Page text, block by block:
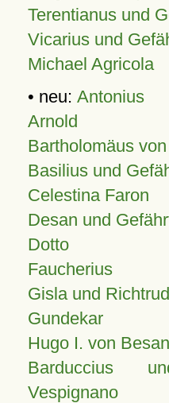
Terentianus und
Vicarius und
Michael Agricola
• neu: Antonius
Arnold
Bartholomäus
Basilius und
Celestina Faron
Desan und
Dotto
Faucherius
Gisla und
Gundekar
Hugo I. von
Barduccius
Vespignano